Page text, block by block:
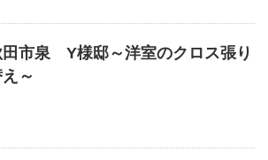
田市泉 Y様邸～洋室のクロス張り
～